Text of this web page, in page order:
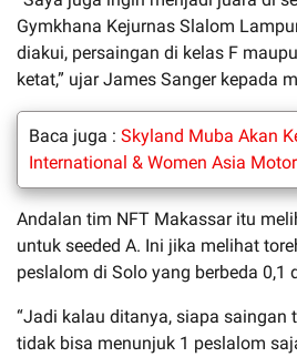
Gymkhana Kejurnas Slalom
diakui, persaingan di kelas F
ketat,” ujar James Sanger kepada
Baca juga : Skyland Muba Akan
International & Women Asia
Andalan tim NFT Makassar itu
untuk seeded A. Ini jika melihat
peslalom di Solo yang berbeda 0,1
“Jadi kalau ditanya, siapa saingan
tidak bisa menunjuk 1 peslalom